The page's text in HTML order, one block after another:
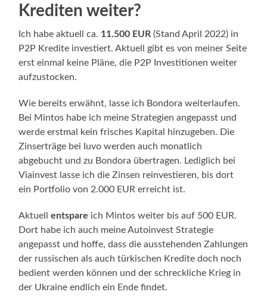
Krediten weiter?
Ich habe aktuell ca. 11.500 EUR (Stand April 2022) in
P2P Kredite investiert. Aktuell gibt es von meiner Seite
erst einmal keine Pläne, die P2P Investitionen weiter
aufzustocken.
Wie bereits erwähnt, lasse ich Bondora weiterlaufen.
Bei Mintos habe ich meine Strategien angepasst und
werde erstmal kein frisches Kapital hinzugeben. Die
Zinserträge bei Iuvo werden auch monatlich
abgebucht und zu Bondora übertragen. Lediglich bei
Viainvest lasse ich die Zinsen reinvestieren, bis dort
ein Portfolio von 2.000 EUR erreicht ist.
Aktuellentspare ich Mintos weiter bis auf 500 EUR.
Dort habe ich auch meine Autoinvest Strategie
angepasst und hoffe, dass die ausstehenden Zahlungen
der russischen als auch türkischen Kredite doch noch
bedient werden können und der schreckliche Krieg in
der Ukraine endlich ein Ende findet.